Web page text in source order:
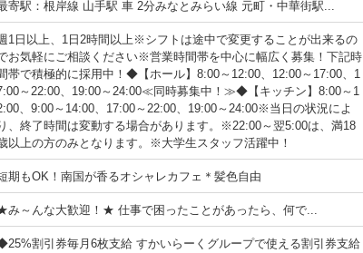
寄駅：根岸線 山手駅 車 2分みなとみらい線 元町・中華街駅...
1日以上、1日2時間以上※シフトは途中で変更することが出来るの
お気軽にご相談ください※営業時間帯を中心に幅広く募集！下記時
帯で積極的に採用中！◆【ホール】8:00～12:00、12:00～17:00、1
～22:00、19:00～24:00≪同時募集中！≫◆【キッチン】8:00～1
、9:00～14:00、17:00～22:00、19:00～24:00※当日の状況によ
、終了時間は変動する場合があります。※22:00～翌5:00は、満18
以上の方のみとなります。※大学生スタッフ活躍中！
期もOK！南国が香るオシャレカフェ＊髪色自由
み～んな大歓迎！★ 仕事で困ったことがあったら、何で...
割引券毎月6枚支給 すかいらーくグループで使える割引券支給